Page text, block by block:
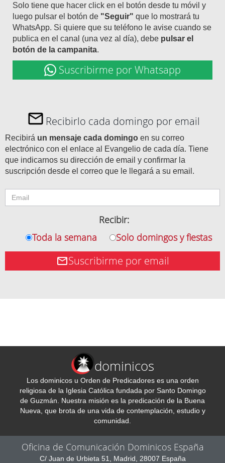
Solo tiene que hacer click en el botón desde tu móvil y
luego pulsar el botón de "Seguir" que lo mostrará tu
WhatsApp. Si quiere que su teléfono le avise cuando se
publica en el canal (una vez al día), debe pulsar el
botón de la campanita.
Suscribirme por Whatsapp
Recibirlo cada domingo por email
Recibirá un mensaje cada domingo en su correo
electrónico con el enlace al Evangelio de cada día. Tiene
que indicarnos su dirección de email y confirmar la
suscripción desde el correo que le llegará a su email.
Recibir:
Toda la semana
Solo domingos y fiestas
Suscribirme por email
dominicos
Los dominicos u Orden de Predicadores es una orden
religiosa de la Iglesia Católica fundada por Santo Domingo
de Guzmán. Nuestra misión es la predicación de la Buena
Nueva, que brota de una vida de contemplación, estudio y
comunidad.
Oficina de Comunicación Dominicos España
C/ Juan de Urbieta 51, Madrid, 28007 España